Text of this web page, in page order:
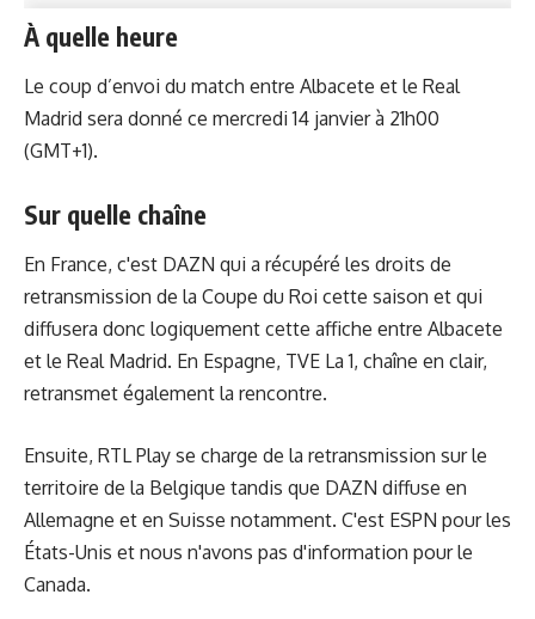
À quelle heure
Le coup d’envoi du match entre Albacete et le Real
Madrid sera donné ce mercredi 14 janvier à 21h00
(GMT+1).
Sur quelle chaîne
En France, c'est DAZN qui a récupéré les droits de
retransmission de la Coupe du Roi cette saison et qui
diffusera donc logiquement cette affiche entre Albacete
et le Real Madrid. En Espagne, TVE La 1, chaîne en clair,
retransmet également la rencontre.
Ensuite, RTL Play se charge de la retransmission sur le
territoire de la Belgique tandis que DAZN diffuse en
Allemagne et en Suisse notamment. C'est ESPN pour les
États-Unis et nous n'avons pas d'information pour le
Canada.